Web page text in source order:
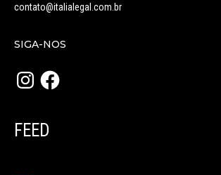
contato@italialegal.com.br
SIGA-NOS
InstagramFacebook
FEED